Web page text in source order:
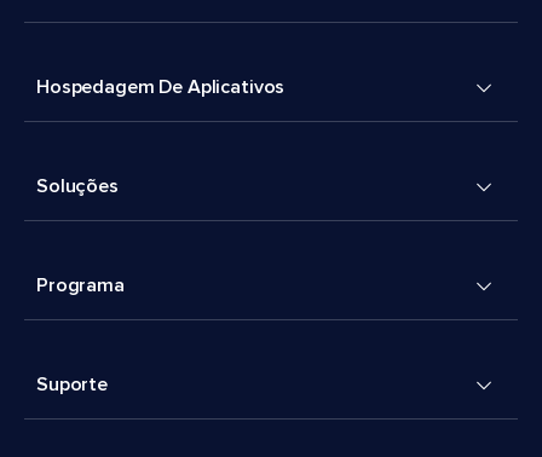
Hospedagem De Aplicativos
Soluções
Programa
Suporte